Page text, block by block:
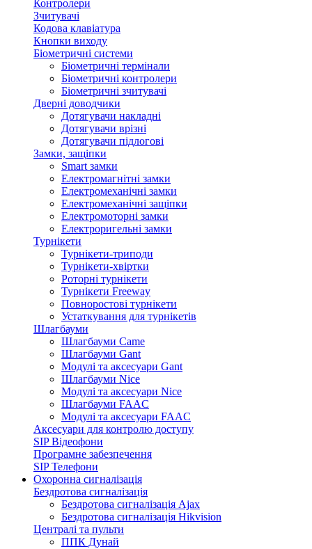
Контролери
Зчитувачі
Кодова клавіатура
Кнопки виходу
Біометричні системи
Біометричні термінали
Біометричні контролери
Біометричні зчитувачі
Дверні доводчики
Дотягувачи накладні
Дотягувачи врізні
Дотягувачи підлогові
Замки, защіпки
Smart замки
Електромагнітні замки
Електромеханічні замки
Електромеханічні защіпки
Електромоторні замки
Електроригельні замки
Турнікети
Турнікети-триподи
Турнікети-хвіртки
Роторні турнікети
Турнікети Freeway
Повноростові турнікети
Устаткування для турнікетів
Шлагбауми
Шлагбауми Came
Шлагбауми Gant
Модулі та аксесуари Gant
Шлагбауми Nice
Модулі та аксесуари Nice
Шлагбауми FAAC
Модулі та аксесуари FAAC
Аксесуари для контролю доступу
SIP Відеофони
Програмне забезпечення
SIP Телефони
Охоронна сигналізація
Бездротова сигналізація
Бездротова сигналізація Ajax
Бездротова сигналізація Hikvision
Централі та пульти
ППК Дунай